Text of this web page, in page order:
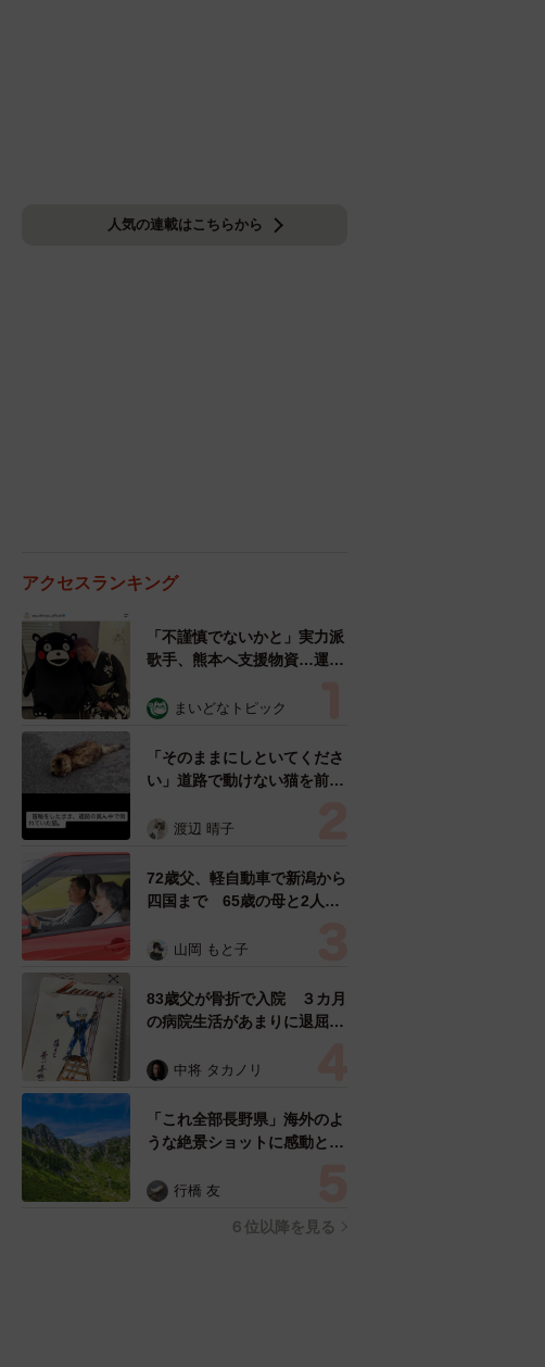
人気の連載はこちらから
アクセスランキング
「不謹慎でないかと」実力派
歌手、熊本へ支援物資…運搬
めらい 「痛いほど伝わる」
まいどなトピック
「そのままにしといてくださ
い」道路で動けない猫を前に
ようとした4日間 「命の重
表の訴え
渡辺 晴子
72歳父、軽自動車で新潟から
四国まで 65歳の母と2人で
憩まで分刻み… 「大学生で
山岡 もと子
83歳父が骨折で入院 ３カ月
の病院生活があまりに退屈で
い！」→スケッチブックを見
すよ…」
中将 タカノリ
「これ全部長野県」海外のよ
うな絶景ショットに感動と反
ったんだって気づいた」
行橋 友
６位以降を見る